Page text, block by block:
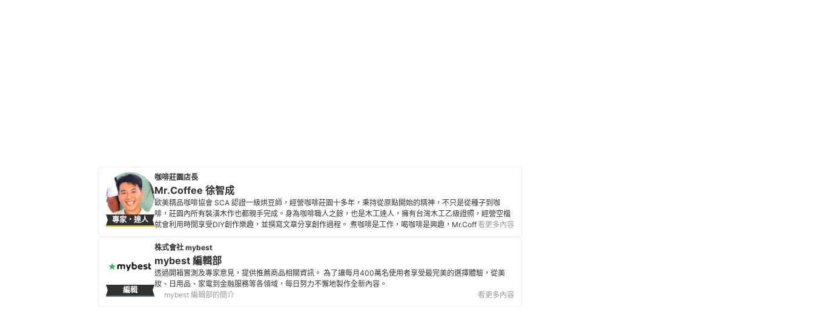
專家・達人
咖啡莊園店長
Mr.Coffee 徐智成
歐美精品咖啡協會 SCA 認證一級烘豆師，經營咖啡莊園十多年，秉持從原點開始的精神，不只是從種子到咖
啡，莊園內所有裝潢木作也都親手完成。身為咖啡職人之餘，也是木工達人，擁有台灣木工乙級證照，經營空檔
就會利用時間享受DIY創作樂趣，並撰寫文章分享創作過程。 煮咖啡是工作，喝咖啡是興趣，Mr.Coffee 每年都
Mr.Coffee 徐智成的簡介
看更多內容
編輯
株式會社 mybest
mybest 編輯部
透過開箱實測及專家意見，提供推薦商品相關資訊。 為了讓每月400萬名使用者享受最完美的選擇體驗，從美
妝、日用品、家電到金融服務等各領域，每日努力不懈地製作全新內容。
mybest 編輯部的簡介
看更多內容